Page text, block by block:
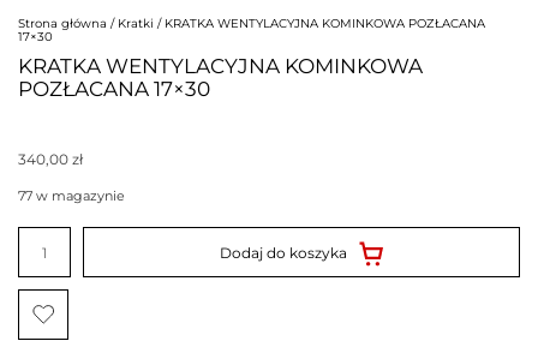
Strona główna / Kratki / KRATKA WENTYLACYJNA KOMINKOWA POZŁACANA
17×30
KRATKA WENTYLACYJNA KOMINKOWA
POZŁACANA 17×30
340,00 zł
77 w magazynie
ilość
KRATKA
KOMINKOWA
POZŁACANA
17x30
Dodaj do koszyka